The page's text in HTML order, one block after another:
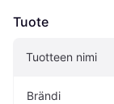
Tuote
Tuotteen nimi
Brändi